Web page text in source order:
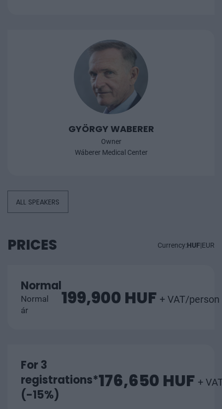
GYÖRGY WABERER
Owner
Wáberer Medical Center
ALL SPEAKERS
PRICES Currency:HUF|EUR
Normal
Normal
ár
199,900 HUF + VAT/person
For 3
registrations*
(-15%)
176,650 HUF +